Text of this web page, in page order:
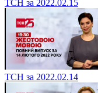
ТСН за 2022.02.15
ТСН за 2022.02.14